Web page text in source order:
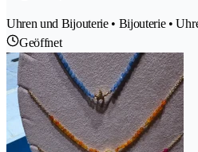
Uhren und Bijouterie • Bijouterie •
Geöffnet